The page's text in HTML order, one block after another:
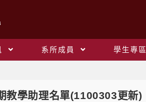
系所成員 學生專區
教學助理名單(1100303更新)